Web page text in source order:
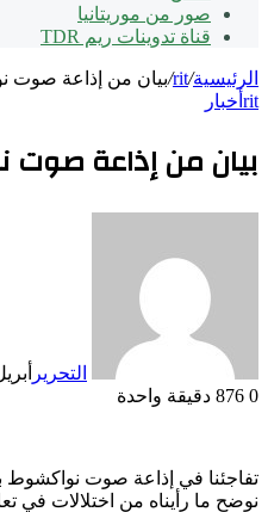
صور من موريتانيا
قناة تدوينات ريم TDR
الرئيسية/
rit
/بيان من إذاعة صوت
rit أخبار
بيان من إذاعة صوت
التحرير أبريل 14,
0
دقيقة واحدة
تفاجئنا في إذاعة صوت نواكشوط
نوضح ما رأيناه من اختلالات في